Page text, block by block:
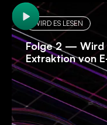
WIRD ES LESEN
Folge 2 — Wird
Extraktion von